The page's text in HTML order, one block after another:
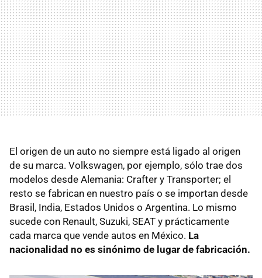
El origen de un auto no siempre está ligado al origen
de su marca. Volkswagen, por ejemplo, sólo trae dos
modelos desde Alemania: Crafter y Transporter; el
resto se fabrican en nuestro país o se importan desde
Brasil, India, Estados Unidos o Argentina. Lo mismo
sucede con Renault, Suzuki, SEAT y prácticamente
cada marca que vende autos en México. La
nacionalidad no es sinónimo de lugar de fabricación.